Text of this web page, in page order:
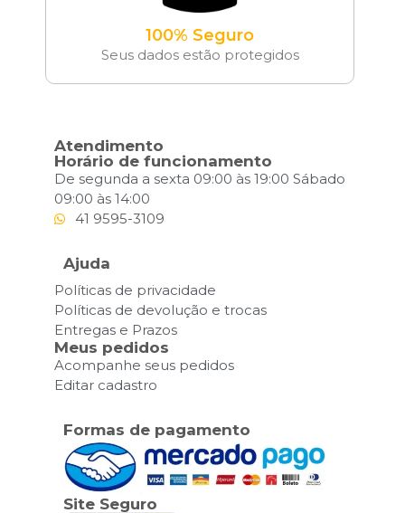
100% Seguro
Seus dados estão protegidos
Atendimento
Horário de funcionamento
De segunda a sexta 09:00 às 19:00 Sábado
09:00 às 14:00
41 9595-3109
Ajuda
Políticas de privacidade
Políticas de devolução e trocas
Entregas e Prazos
Meus pedidos
Acompanhe seus pedidos
Editar cadastro
Formas de pagamento
Site Seguro